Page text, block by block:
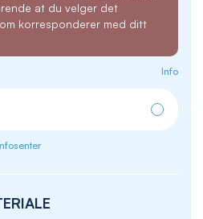
at du velger det
korresponderer med ditt
Info